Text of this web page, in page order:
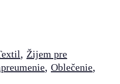
, Žijem pre
, Oblečenie,